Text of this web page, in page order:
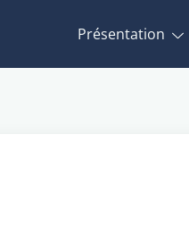
Présentation